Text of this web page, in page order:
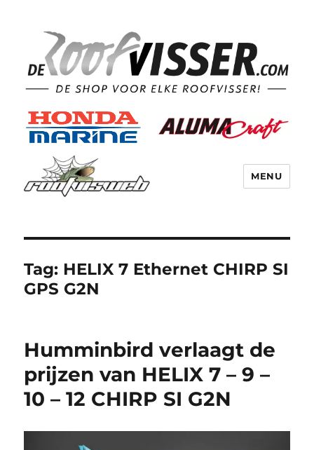
MENU
Tag: HELIX 7 Ethernet CHIRP SI
GPS G2N
Humminbird verlaagt de
prijzen van HELIX 7 – 9 –
10 – 12 CHIRP SI G2N